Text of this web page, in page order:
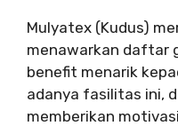
Mulyatex (Kudus)
menawarkan daftar
benefit menarik
adanya fasilitas ini,
memberikan